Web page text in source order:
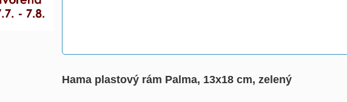
Hama plastový rám Palma, 13x18 cm, zelený